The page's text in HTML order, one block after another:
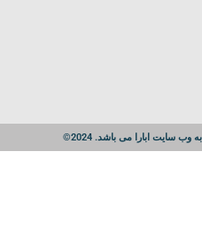
سایت ابارا می باشد. 2024©